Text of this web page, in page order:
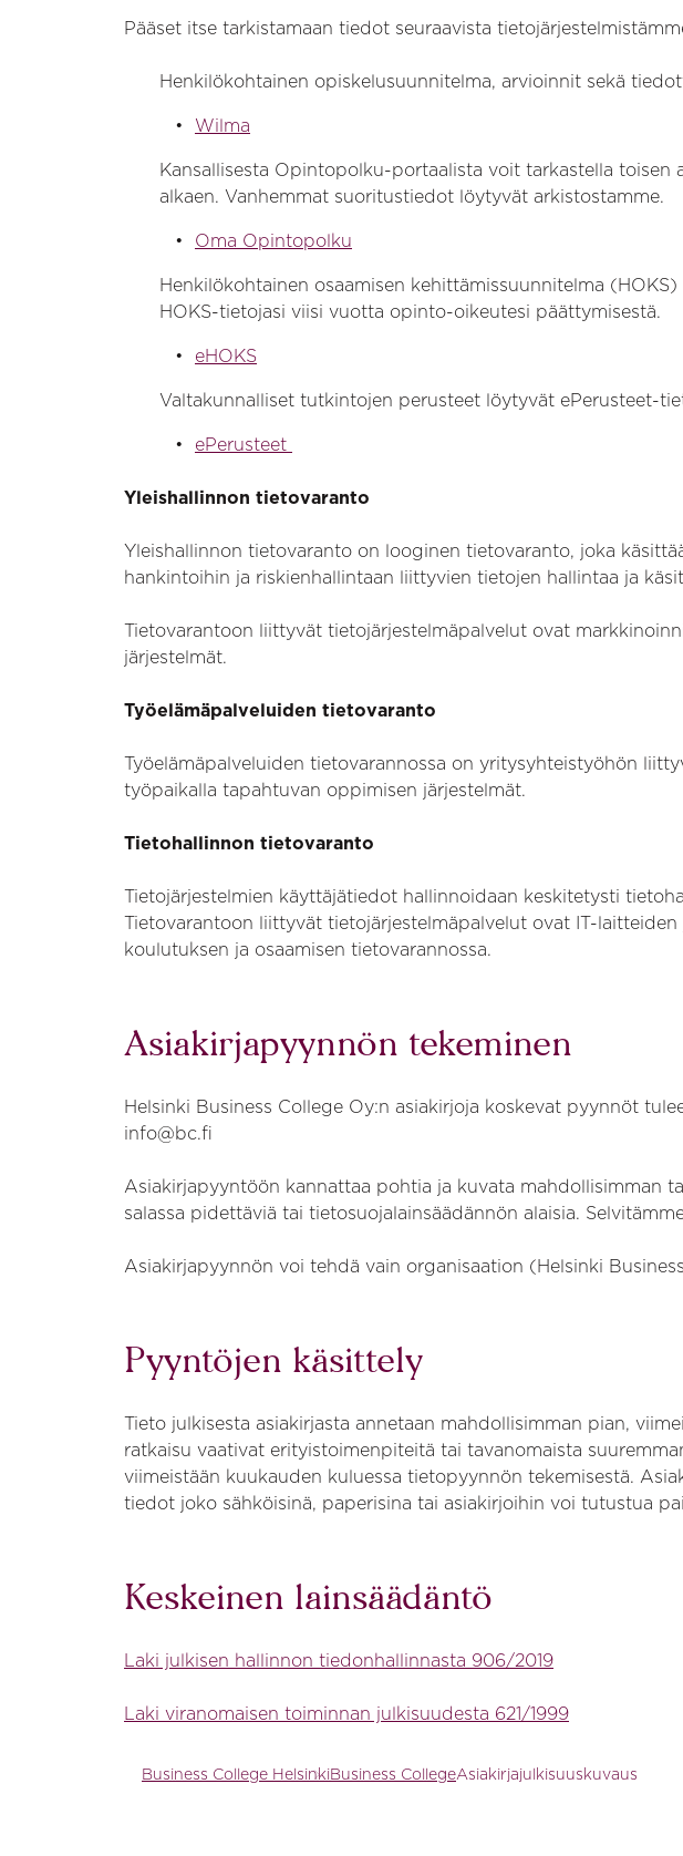
Pääset itse tarkistamaan tiedot seuraavista
Henkilökohtainen opiskelusuunnitelma, arvioinnit sekä
Wilma
Kansallisesta Opintopolku-portaalista voit tarkastella
alkaen. Vanhemmat suoritustiedot löytyvät arkistostamme.
Oma Opintopolku
Henkilökohtainen osaamisen kehittämissuunnitelma
HOKS-tietojasi viisi vuotta opinto-oikeutesi päättymisestä.
eHOKS
Valtakunnalliset tutkintojen perusteet löytyvät ePerusteet-
ePerusteet
Yleishallinnon tietovaranto
Yleishallinnon tietovaranto on looginen tietovaranto, joka
hankintoihin ja riskienhallintaan liittyvien tietojen hallintaa ja
Tietovarantoon liittyvät tietojärjestelmäpalvelut ovat
järjestelmät.
Työelämäpalveluiden tietovaranto
Työelämäpalveluiden tietovarannossa on yritysyhteistyöhön
työpaikalla tapahtuvan oppimisen järjestelmät.
Tietohallinnon tietovaranto
Tietojärjestelmien käyttäjätiedot hallinnoidaan keskitetysti
Tietovarantoon liittyvät tietojärjestelmäpalvelut ovat IT-
koulutuksen ja osaamisen tietovarannossa.
Asiakirjapyynnön tekeminen
Helsinki Business College Oy:n asiakirjoja koskevat pyynnöt
info@bc.fi
Asiakirjapyyntöön kannattaa pohtia ja kuvata mahdollisimman
salassa pidettäviä tai tietosuojalainsäädännön alaisia.
Asiakirjapyynnön voi tehdä vain organisaation (Helsinki
Pyyntöjen käsittely
Tieto julkisesta asiakirjasta annetaan mahdollisimman pian,
ratkaisu vaativat erityistoimenpiteitä tai tavanomaista
viimeistään kuukauden kuluessa tietopyynnön tekemisestä.
tiedot joko sähköisinä, paperisina tai asiakirjoihin voi tutustua
Keskeinen lainsäädäntö
Laki julkisen hallinnon tiedonhallinnasta 906/2019
Laki viranomaisen toiminnan julkisuudesta 621/1999
Business College HelsinkiBusiness CollegeAsiakirjajulkisuuskuvaus